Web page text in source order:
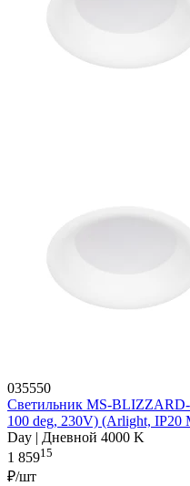
035550
Светильник MS-
100 deg, 230V) (Arlight, IP20
Day | Дневной 4000 K
1 85915
₽/шт